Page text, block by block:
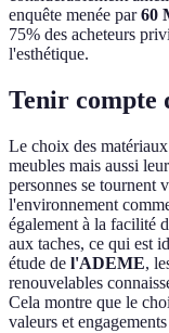
enquête menée par60
75% des acheteurs
l'esthétique.
Tenir compte
Le choix des
meubles mais aussi
personnes se tournent
l'environnement
également à la facilité
aux taches, ce qui est
étude de l'ADEME,
renouvelables
Cela montre que le
valeurs et